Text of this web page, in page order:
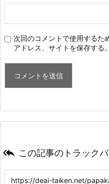
次回のコメントで使用するた
アドレス、サイトを保存する。
 この記事のトラック